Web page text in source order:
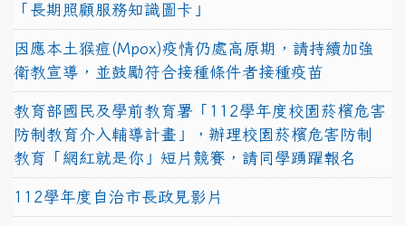
「長期照顧服務知識圖卡」
因應本土猴痘(Mpox)疫情仍處高原期，請持續加強
衛教宣導，並鼓勵符合接種條件者接種疫苗
教育部國民及學前教育署「112學年度校園菸檳危害
防制教育介入輔導計畫」，辦理校園菸檳危害防制
教育「網紅就是你」短片競賽，請同學踴躍報名
112學年度自治市長政見影片